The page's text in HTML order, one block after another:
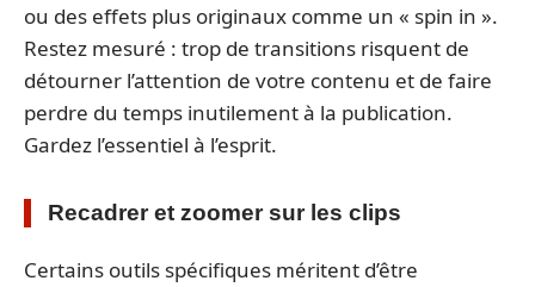
ou des effets plus originaux comme un « spin in ».
Restez mesuré : trop de transitions risquent de
détourner l’attention de votre contenu et de faire
perdre du temps inutilement à la publication.
Gardez l’essentiel à l’esprit.
Recadrer et zoomer sur les clips
Certains outils spécifiques méritent d’être